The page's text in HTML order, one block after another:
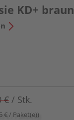
KD+ braun
€ / Stk.
€ / Paket(e))